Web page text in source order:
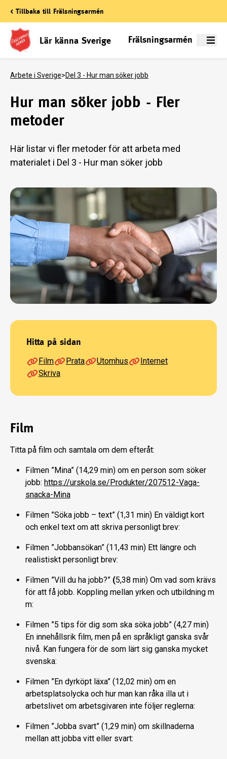
< Tillbaka till Frälsningsarmén
Lär känna Sverige Frälsningsarmén Meny
Arbete i Sverige>Del 3 - Hur man söker jobb
Hur man söker jobb - Fler
metoder
Här listar vi fler metoder för att arbeta med
materialet i Del 3 - Hur man söker jobb
Hitta på sidan
Film Prata Utomhus
Internet
Skriva
Film
Titta på film och samtala om dem efteråt:
Filmen ”Mina” (14,29 min) om en person som söker
jobb: https://urskola.se/Produkter/207512-Vaga-
snacka-Mina
Filmen ”Söka jobb – text” (1,31 min) En väldigt kort
och enkel text om att skriva personligt brev:
Filmen ”Jobbansökan” (11,43 min) Ett längre och
realistiskt personligt brev:
Filmen ”Vill du ha jobb?” (5,38 min) Om vad som krävs
för att få jobb. Koppling mellan yrken och utbildning m
m:
Filmen ”5 tips för dig som ska söka jobb” (4,27 min)
En innehållsrik film, men på en språkligt ganska svår
nivå. Kan fungera för de som lärt sig ganska mycket
svenska:
Filmen ”En dyrköpt läxa” (12,02 min) om en
arbetsplatsolycka och hur man kan råka illa ut i
arbetslivet om arbetsgivaren inte följer reglerna:
Filmen ”Jobba svart” (1,29 min) om skillnaderna
mellan att jobba vitt eller svart: